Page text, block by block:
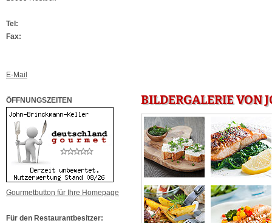
Tel:
Fax:
E-Mail
ÖFFNUNGSZEITEN
Gourmetbutton für Ihre Homepage
Für den Restaurantbesitzer:
BILDERGALERIE VON